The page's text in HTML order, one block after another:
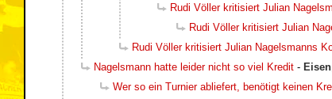
Rudi Völler kritisiert Julian
Rudi Völler kritisiert Julian
Rudi Völler kritisiert Julian Nagelsmanns
Nagelsmann hatte leider nicht so viel Kredit - Eisen
Wer so ein Turnier abliefert, benötigt keinen